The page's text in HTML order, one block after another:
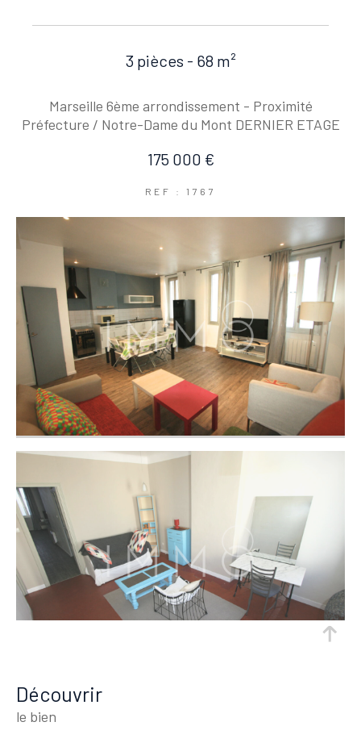
3 pièces - 68 m²
Marseille 6ème arrondissement - Proximité
Préfecture / Notre-Dame du Mont DERNIER ETAGE
175 000 €
REF : 1767
découvrir
le bien